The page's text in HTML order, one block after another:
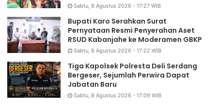
Sabtu, 8 Agustus 2026 - 17:27 WIB
Bupati Karo Serahkan Surat
Pernyataan Resmi Penyerahan Aset
RSUD Kabanjahe ke Moderamen GBKP
Sabtu, 8 Agustus 2026 - 17:22 WIB
Tiga Kapolsek Polresta Deli Serdang
Bergeser, Sejumlah Perwira Dapat
Jabatan Baru
Sabtu, 8 Agustus 2026 - 17:09 WIB